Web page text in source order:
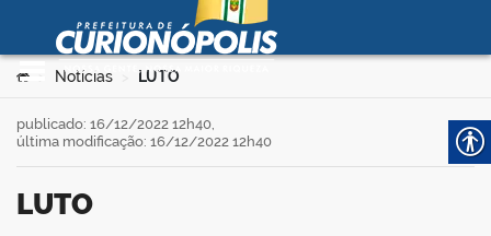
Ir para o conteúdo
Prefeitura Municipal de
Curionópolis
Você está aqui:
Notícias > LUTO
LUTO
publicado: 16/12/2022 12h40,
última modificação: 16/12/2022 12h40